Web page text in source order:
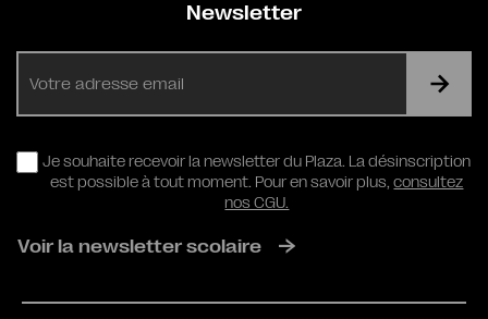
Newsletter
RGPD
Je souhaite recevoir la newsletter du Plaza. La désinscription
est possible à tout moment. Pour en savoir plus,consultez
nos CGU.
Voir la newsletter scolaire